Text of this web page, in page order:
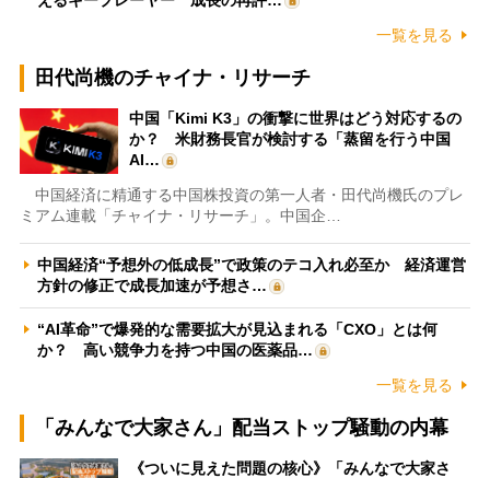
一覧を見る
田代尚機のチャイナ・リサーチ
中国「Kimi K3」の衝撃に世界はどう対応するの
か？ 米財務長官が検討する「蒸留を行う中国
AI…
中国経済に精通する中国株投資の第一人者・田代尚機氏のプレ
ミアム連載「チャイナ・リサーチ」。中国企…
中国経済“予想外の低成長”で政策のテコ入れ必至か 経済運営
方針の修正で成長加速が予想さ…
“AI革命”で爆発的な需要拡大が見込まれる「CXO」とは何
か？ 高い競争力を持つ中国の医薬品…
一覧を見る
「みんなで大家さん」配当ストップ騒動の内幕
《ついに見えた問題の核心》「みんなで大家さ